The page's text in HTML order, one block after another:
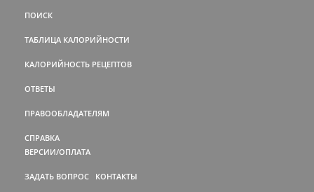
ПОИСК
ТАБЛИЦА КАЛОРИЙНОСТИ
КАЛОРИЙНОСТЬ РЕЦЕПТОВ
ОТВЕТЫ
ПРАВООБЛАДАТЕЛЯМ
СПРАВКА
ВЕРСИИ/ОПЛАТА
ЗАДАТЬ ВОПРОС КОНТАКТЫ